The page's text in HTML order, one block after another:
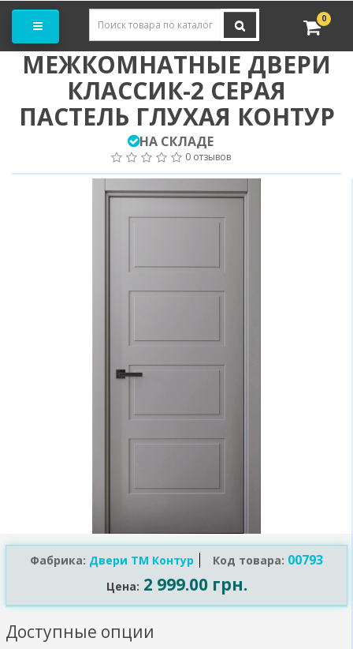
0
МЕЖКОМНАТНЫЕ ДВЕРИ
КЛАССИК-2 СЕРАЯ
ПАСТЕЛЬ ГЛУХАЯ КОНТУР
НА СКЛАДЕ
0 отзывов
Фабрика: Двери ТМ Контур Код товара: 00793
Цена: 2 999.00 грн.
Доступные опции